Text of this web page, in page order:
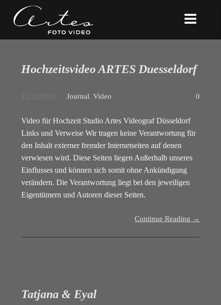
Hochzeitsvideo ARTES Duesseldorf
12/21/2012 Journal Video 0
Video für Hochzeit Studio Artes Videograf Düsseldorf
Links und Verweise Wir tragen keine Verantwortung für
den Inhalt externer fremder Internetseiten auf denen
verwiesen wird. Diese Seiten liegen Außerhalb unseres
Einflusses und können sich somit ohne Ankündigung
verändern. Die Verantwortung liegt bei den jeweiligen
Eigentümern und Autoren dieser Seiten.
Continue Reading →
Tatjana & Eyal